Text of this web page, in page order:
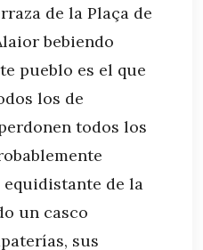
de la Plaça de
bebiendo
pueblo es el que
los de
todos los
de la
un casco
sus